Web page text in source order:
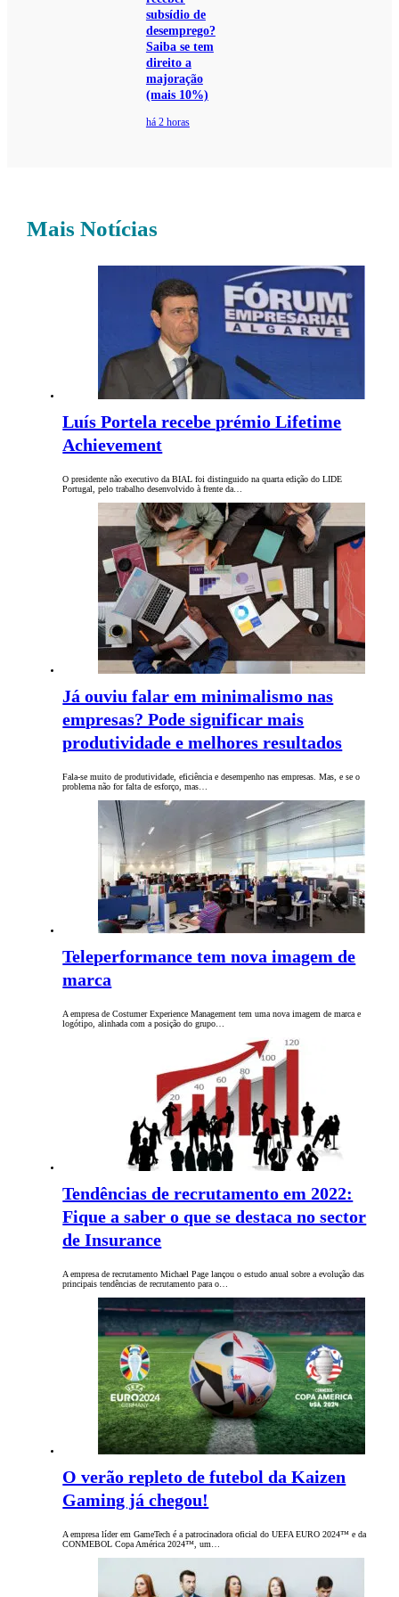
subsídio de
desemprego?
Saiba se tem
direito a
majoração
(mais 10%)
há 2 horas
Mais Notícias
Luís Portela recebe prémio Lifetime
Achievement
O presidente não executivo da BIAL foi distinguido na quarta edição do LIDE
Portugal, pelo trabalho desenvolvido à frente da…
Já ouviu falar em minimalismo nas
empresas? Pode significar mais
produtividade e melhores resultados
Fala-se muito de produtividade, eficiência e desempenho nas empresas. Mas, e se o
problema não for falta de esforço, mas…
Teleperformance tem nova imagem de
marca
A empresa de Costumer Experience Management tem uma nova imagem de marca e
logótipo, alinhada com a posição do grupo…
Tendências de recrutamento em 2022:
Fique a saber o que se destaca no sector
de Insurance
A empresa de recrutamento Michael Page lançou o estudo anual sobre a evolução das
principais tendências de recrutamento para o…
O verão repleto de futebol da Kaizen
Gaming já chegou!
A empresa líder em GameTech é a patrocinadora oficial do UEFA EURO 2024™ e da
CONMEBOL Copa América 2024™, um…